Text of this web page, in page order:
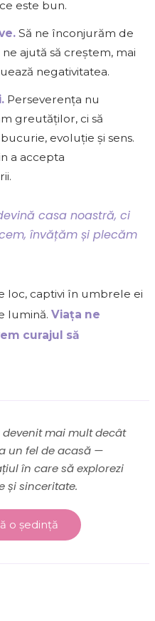
este bun.
Să ne înconjurăm de
ajută să creștem, mai
negativitatea.
Perseverența nu
greutăților, ci să
evoluție și sens.
a accepta
casa noastră, ci
învățăm și plecăm
loc, captivi în umbrele ei
lumină. Viața ne
curajul să
mai mult decât
un fel de acasă —
în care să explorezi
și sinceritate.
o ședință